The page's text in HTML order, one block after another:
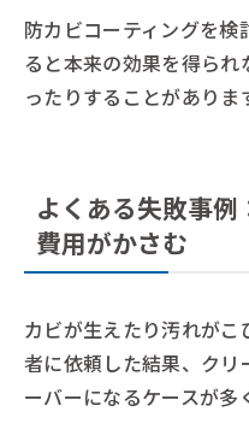
防カビコーティングを
ると本来の効果を得ら
ったりすることがありま
よくある失敗事例
費用がかさむ
カビが生えたり汚れが
者に依頼した結果、ク
ーバーになるケースが多